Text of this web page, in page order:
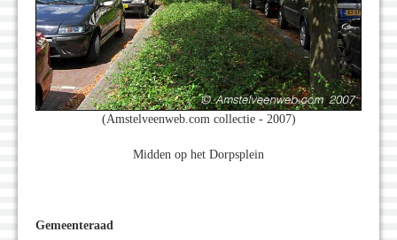
(Amstelveenweb.com collectie - 2007)
Midden op het Dorpsplein
Gemeenteraad